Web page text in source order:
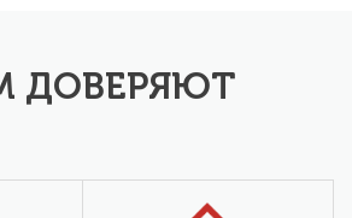
ДОВЕРЯЮТ